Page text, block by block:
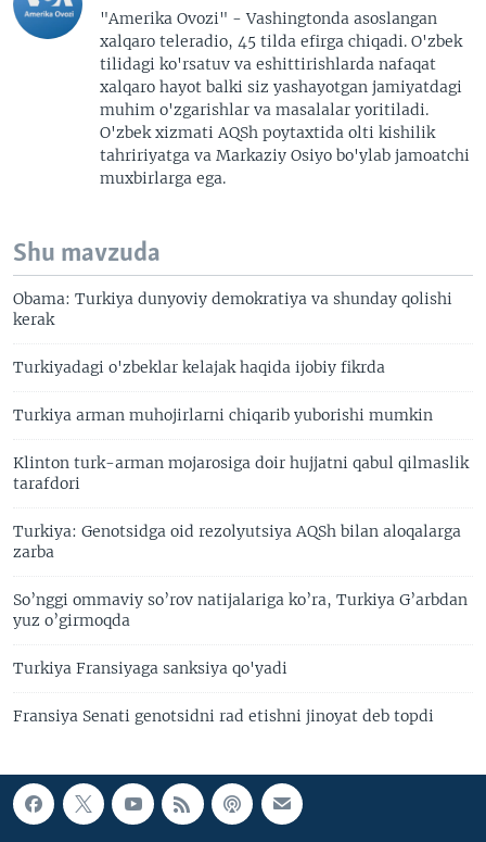
"Amerika Ovozi" - Vashingtonda asoslangan
xalqaro teleradio, 45 tilda efirga chiqadi. O'zbek
tilidagi ko'rsatuv va eshittirishlarda nafaqat
xalqaro hayot balki siz yashayotgan jamiyatdagi
muhim o'zgarishlar va masalalar yoritiladi.
O'zbek xizmati AQSh poytaxtida olti kishilik
tahririyatga va Markaziy Osiyo bo'ylab jamoatchi
muxbirlarga ega.
Shu mavzuda
Obama: Turkiya dunyoviy demokratiya va shunday qolishi
kerak
Turkiyadagi o'zbeklar kelajak haqida ijobiy fikrda
Turkiya arman muhojirlarni chiqarib yuborishi mumkin
Klinton turk-arman mojarosiga doir hujjatni qabul qilmaslik
tarafdori
Turkiya: Genotsidga oid rezolyutsiya AQSh bilan aloqalarga
zarba
So’nggi ommaviy so’rov natijalariga ko’ra, Turkiya G’arbdan
yuz o’girmoqda
Turkiya Fransiyaga sanksiya qo'yadi
Fransiya Senati genotsidni rad etishni jinoyat deb topdi